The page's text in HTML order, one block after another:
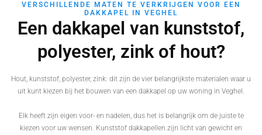
VERSCHILLENDE MATEN TE VERKRIJGEN VOOR EEN
DAKKAPEL IN VEGHEL
Een dakkapel van kunststof,
polyester, zink of hout?
Hout, kunststof, polyester, zink: dit zijn de vier belangrijkste materialen waar u
uit kunt kiezen bij het bouwen van een dakkapel op uw woning in Veghel.
Elk heeft zijn eigen voor- en nadelen, dus het is belangrijk om de juiste te
kiezen voor uw wensen. Kunststof dakkapellen zijn licht van gewicht en